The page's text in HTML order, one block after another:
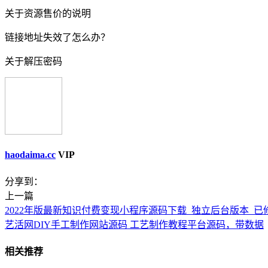
关于资源售价的说明
链接地址失效了怎么办？
关于解压密码
haodaima.cc VIP
分享到：
上一篇
2022年版最新知识付费变现小程序源码下载_独立后台版本_已
艺活网DIY手工制作网站源码 工艺制作教程平台源码，带数据
相关推荐